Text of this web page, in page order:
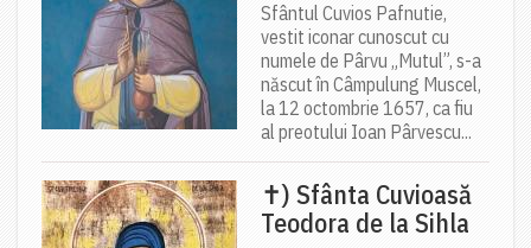
Sfântul Cuvios Pafnutie,
vestit iconar cunoscut cu
numele de Pârvu „Mutul”, s-a
născut în Câmpulung Muscel,
la 12 octombrie 1657, ca fiu
al preotului Ioan Pârvescu...
✝) Sfânta Cuvioasă
Teodora de la Sihla